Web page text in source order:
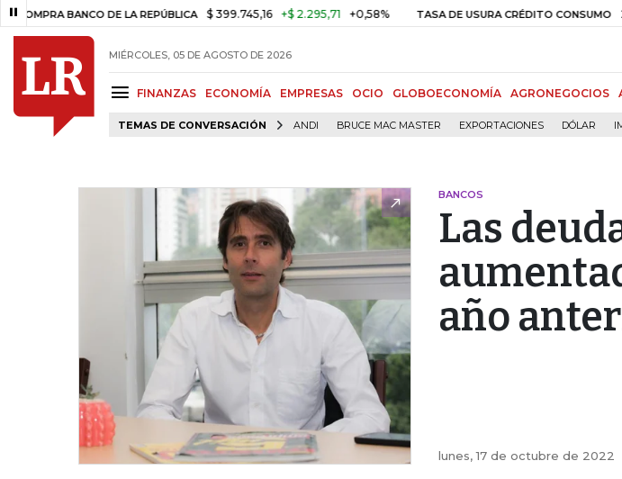
BANCO DE LA REPÚBLICA $ 399.745,16 +$ 2.295,71 +0,58% TASA DE USURA CRÉDITO CONSUMO 29,66%
MIÉRCOLES, 05 DE AGOSTO DE 2026
FINANZAS ECONOMÍA EMPRESAS OCIO GLOBOECONOMÍA AGRONEGOCIOS
TEMAS DE CONVERSACIÓN ANDI BRUCE MAC MASTER EXPORTACIONES DÓLAR
BANCOS
Las
año
lunes, 17 de octubre de 2022